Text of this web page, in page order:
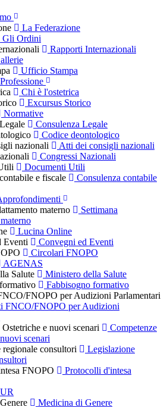
La Federazione
Gli Ordini
Rapporti Internazionali
Ufficio Stampa
Chi è l'ostetrica
Excursus Storico
Normative
Consulenza Legale
Codice deontologico
nazionali
Atti dei consigli nazionali
Congressi Nazionali
Documenti Utili
e fiscale
Consulenza contabile
materno
Settimana
Lucina Online
Eventi
Convegni ed Eventi
Circolari FNOPO
AGENAS
Salute
Ministero della Salute
Fabbisogno formativo
FNOPO per Audizioni Parlamentari
FNCO/FNOPO per Audizioni
e nuovi scenari
Competenze
scenari
consultori
Legislazione
FNOPO
Protocolli d'intesa
Medicina di Genere